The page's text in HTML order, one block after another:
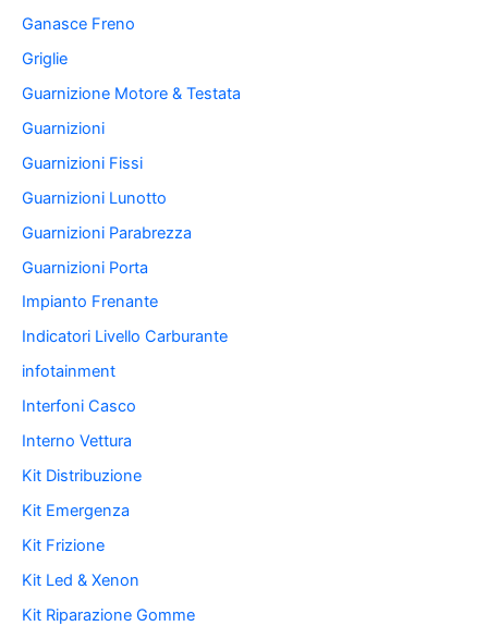
Ganasce Freno
Griglie
Guarnizione Motore & Testata
Guarnizioni
Guarnizioni Fissi
Guarnizioni Lunotto
Guarnizioni Parabrezza
Guarnizioni Porta
Impianto Frenante
Indicatori Livello Carburante
infotainment
Interfoni Casco
Interno Vettura
Kit Distribuzione
Kit Emergenza
Kit Frizione
Kit Led & Xenon
Kit Riparazione Gomme